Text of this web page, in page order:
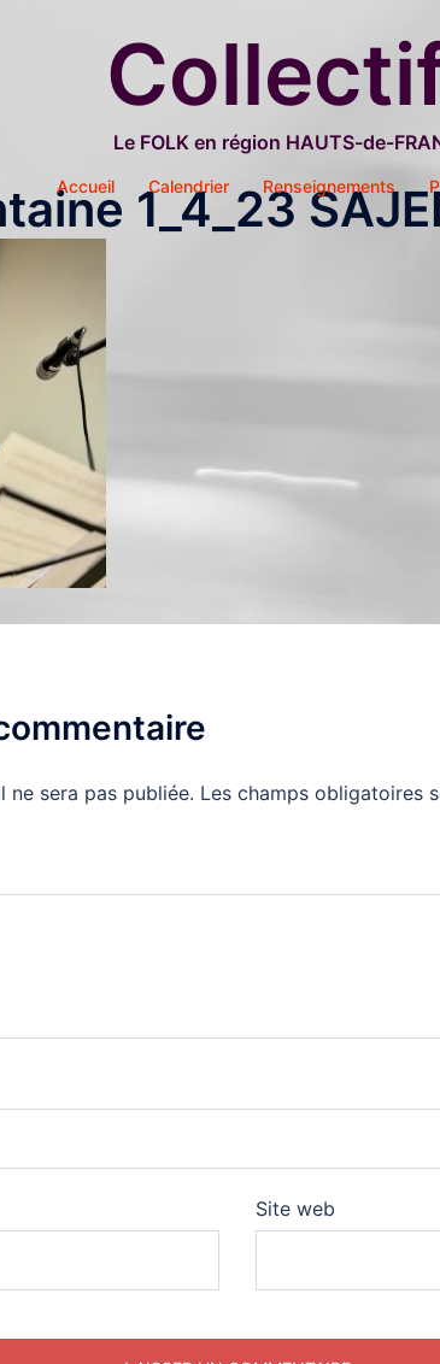
Le FOLK en région HAUTS-de-
Accueil Calendrier Renseignements
1_4_23
ne sera pas publiée. Les champs obligatoires
Site web